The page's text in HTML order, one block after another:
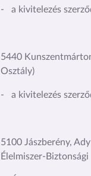
- a kivitelezés
5440
Osztály)
- a kivitelezés
5100 Jászberény,
Élelmiszer-Biztonsági